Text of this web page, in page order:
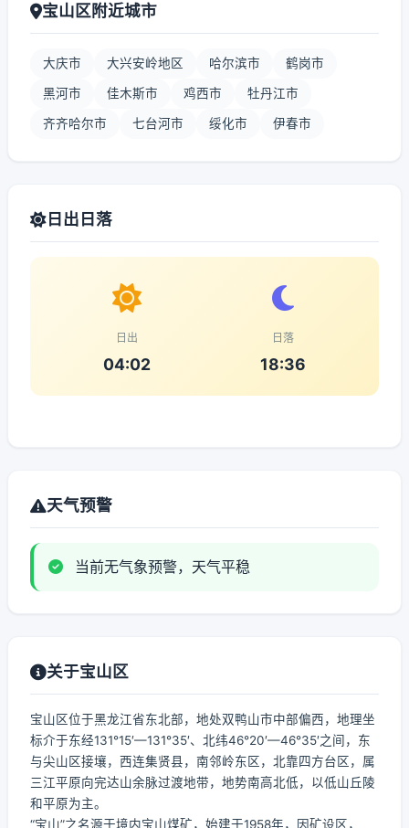
宝山区附近城市
大庆市 大兴安岭地区 哈尔滨市 鹤岗市
黑河市 佳木斯市 鸡西市 牡丹江市
齐齐哈尔市 七台河市 绥化市 伊春市
日出日落
日出
04:02
日落
18:36
天气预警
当前无气象预警，天气平稳
关于宝山区
宝山区位于黑龙江省东北部，地处双鸭山市中部偏西，地理坐
标介于东经131°15′—131°35′、北纬46°20′—46°35′之间，东
与尖山区接壤，西连集贤县，南邻岭东区，北靠四方台区，属
三江平原向完达山余脉过渡地带，地势南高北低，以低山丘陵
和平原为主。
“宝山”之名源于境内宝山煤矿，始建于1958年，因矿设区，